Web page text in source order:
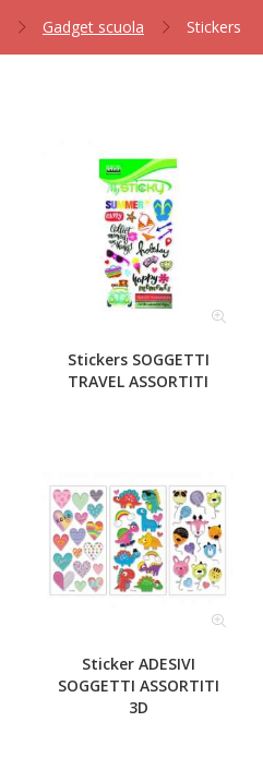
Gadget scuola Stickers
Stickers SOGGETTI
TRAVEL ASSORTITI
Sticker ADESIVI
SOGGETTI ASSORTITI
3D